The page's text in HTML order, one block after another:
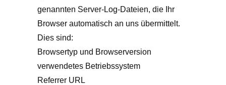
genannten Server-Log-Dateien, die Ihr
Browser automatisch an uns übermittelt.
Dies sind:
Browsertyp und Browserversion
verwendetes Betriebssystem
Referrer URL